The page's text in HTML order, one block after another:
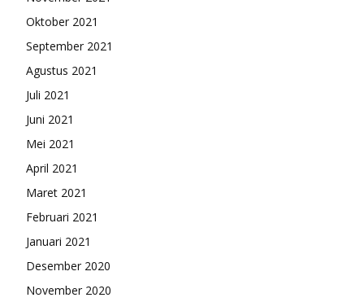
Oktober 2021
September 2021
Agustus 2021
Juli 2021
Juni 2021
Mei 2021
April 2021
Maret 2021
Februari 2021
Januari 2021
Desember 2020
November 2020